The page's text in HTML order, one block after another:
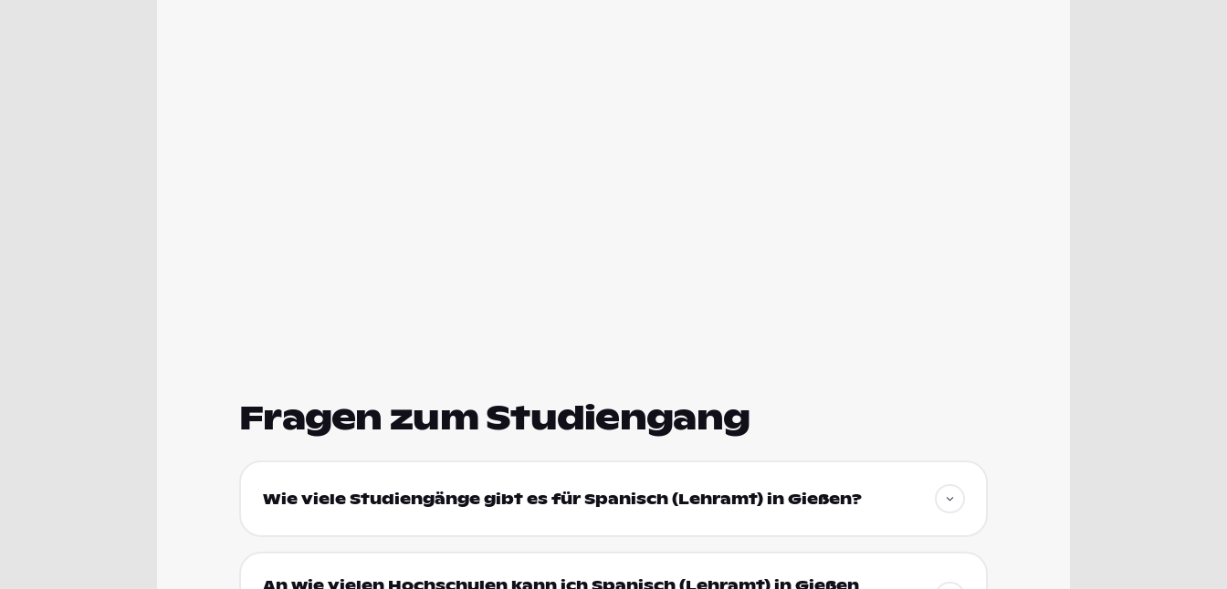
Fragen zum Studiengang
Wie viele Studiengänge gibt es für Spanisch (Lehramt) in Gießen?